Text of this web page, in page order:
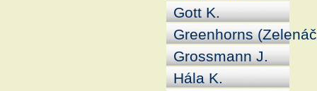
Gott K.
Greenhorns
Grossmann J.
Hála K.